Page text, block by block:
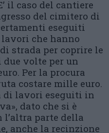
il caso del cantiere
del cimitero di
eseguiti
che hanno
strada per coprire le
volte per un
Per la procura
costare mille euro.
di lavori eseguiti in
dato che si è
parte della
anche la recinzione